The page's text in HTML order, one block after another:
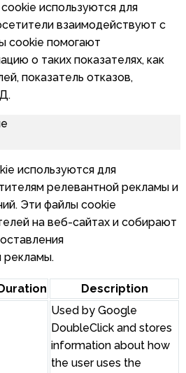
используются для
взаимодействуют с
cookie помогают
о таких показателях, как
показатель отказов,
используются для
релевантной рекламы и
Эти файлы cookie
на веб-сайтах и собирают
рекламы.
Duration Description
Used by Google
DoubleClick and stores
information about how
the user uses the